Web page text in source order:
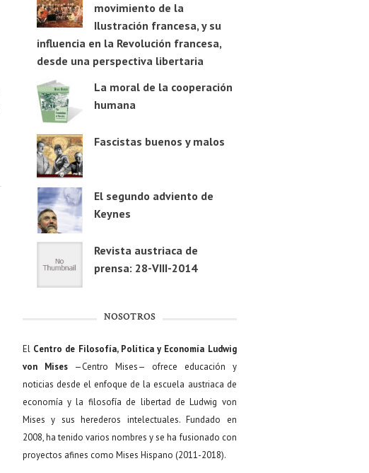
movimiento de la
Ilustración francesa, y su
influencia en la Revolución francesa,
desde una perspectiva libertaria
La moral de la cooperación
humana
Fascistas buenos y malos
El segundo adviento de
Keynes
Revista austriaca de
prensa: 28-VIII-2014
NOSOTROS
El Centro de Filosofía, Política y Economía Ludwig
von Mises—Centro Mises— ofrece educación y
noticias desde el enfoque de la escuela austriaca de
economía y la filosofía de libertad de Ludwig von
Mises y sus herederos intelectuales. Fundado en
2008, ha tenido varios nombres y se ha fusionado con
proyectos afines como Mises Hispano (2011-2018).